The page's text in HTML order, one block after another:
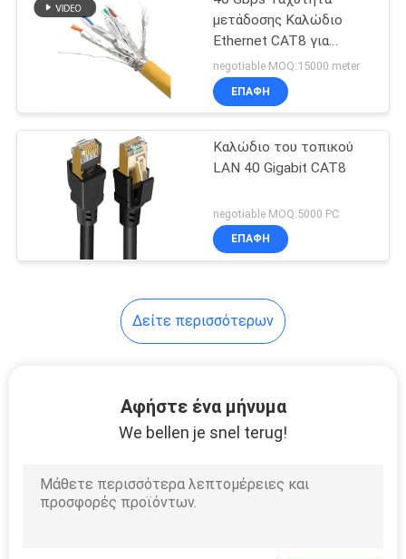
CAT5E σκοινί
μπαλωμάτων
CAT6 σκοινί
Συνέλευση
καλωδίων δικτύων
μετάδοσης Καλώδιο
Ethernet CAT8 για
ταχύτητα μεταφοράς
δεδομένων
negotiable MOQ:15000 meter
ΕΠΑΦΉ
Καλώδιο του τοπικού
LAN 40 Gigabit CAT8
negotiable MOQ:5000 PC
ΕΠΑΦΉ
Δείτε περισσότερων
Αφήστε ένα μήνυμα
We bellen je snel terug!